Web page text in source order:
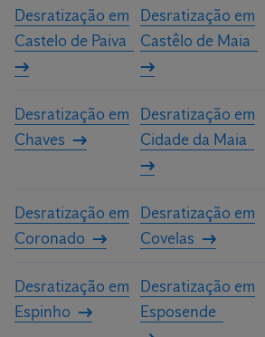
Desratização em
Castelo de Paiva
Desratização em
Castêlo de Maia
Desratização em
Chaves
Desratização em
Cidade da Maia
Desratização em
Coronado
Desratização em
Covelas
Desratização em
Espinho
Desratização em
Esposende